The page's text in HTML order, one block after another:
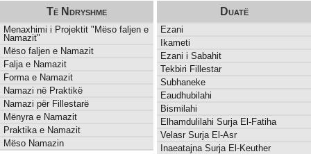
Të Ndryshme
Menaxhimi i Projektit "Mëso faljen e
Namazit"
Mëso faljen e Namazit
Falja e Namazit
Forma e Namazit
Namazi në Praktikë
Namazi për Fillestarë
Mënyra e Namazit
Praktika e Namazit
Mëso Namazin
Duatë
Ezani
Ikameti
Ezani i Sabahit
Tekbiri Fillestar
Subhaneke
Eaudhubilahi
Bismilahi
Elhamdulilahi Surja El-Fatiha
Velasr Surja El-Asr
Inaeatajna Surja El-Keuther